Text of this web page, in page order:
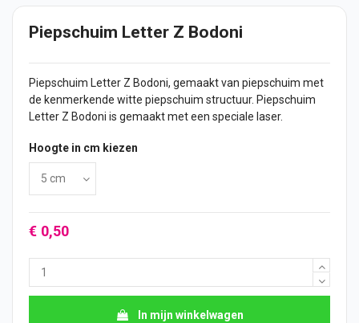
Piepschuim Letter Z Bodoni
Piepschuim Letter Z Bodoni, gemaakt van piepschuim met
de kenmerkende witte piepschuim structuur. Piepschuim
Letter Z Bodoni is gemaakt met een speciale laser.
Hoogte in cm kiezen
€ 0,50
In mijn winkelwagen